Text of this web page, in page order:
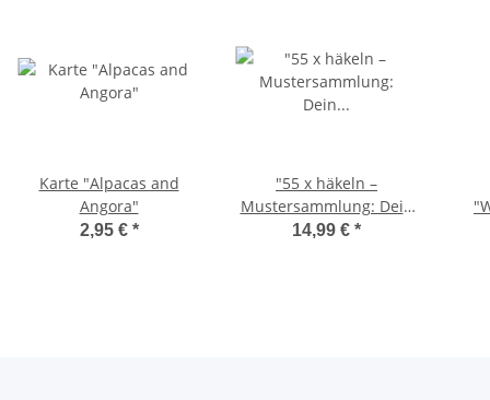
Karte "Alpacas and
Angora"
2,95 € *
"55 x häkeln –
Mustersammlung: Dein
Kartenset"
14,99 € *